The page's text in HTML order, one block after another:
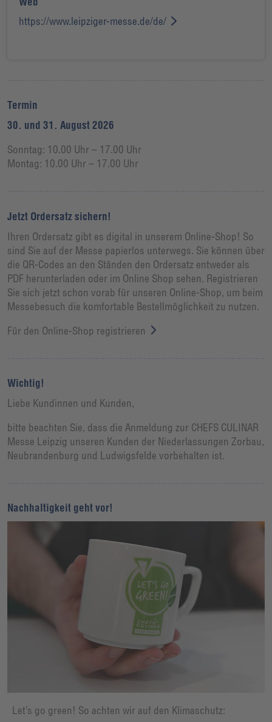
https://www.leipziger-messe.de/de/
Termin
30. und 31. August 2026
Sonntag: 10.00 Uhr – 17.00 Uhr
Montag: 10.00 Uhr – 17.00 Uhr
Jetzt Ordersatz sichern!
Ihren Ordersatz gibt es digital in unserem Online-Shop! So
sind Sie auf der Messe papierlos unterwegs. Sie können über
die QR-Codes an den Ständen den Ordersatz entweder als
PDF herunterladen oder im Online Shop sehen. Registrieren
Sie sich jetzt schon vorab für unseren Online-Shop, um beim
Messebesuch die komfortable Bestellmöglichkeit zu nutzen.
Für den Online-Shop registrieren
Wichtig!
Liebe Kundinnen und Kunden,
bitte beachten Sie, dass die Anmeldung zur CHEFS CULINAR
Messe Leipzig unseren Kunden der Niederlassungen Zorbau,
Neubrandenburg und Ludwigsfelde vorbehalten ist.
Nachhaltigkeit geht vor!
Let’s go green! So achten wir auf den Klimaschutz: